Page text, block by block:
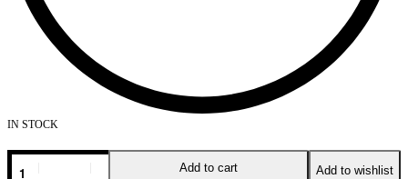
IN STOCK
Add to cart Add to wishlist